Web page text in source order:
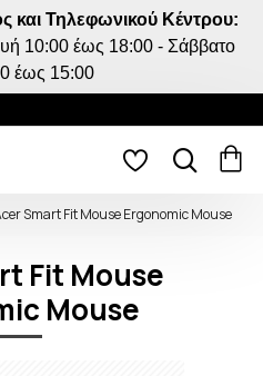
και Τηλεφωνικού Κέντρου:
10:00 έως 18:00 - Σάββατο
έως 15:00
Smart Fit Mouse Ergonomic Mouse
Fit Mouse
Mouse